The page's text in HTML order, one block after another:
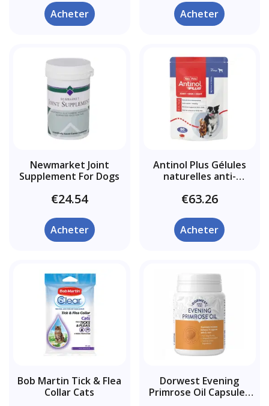
Acheter Acheter
Newmarket Joint
Supplement For Dogs
€24.54
Acheter
Antinol Plus Gélules
naturelles anti-
articulations et la
€63.26
Acheter
Bob Martin Tick & Flea
Collar Cats
Dorwest Evening
Primrose Oil Capsules